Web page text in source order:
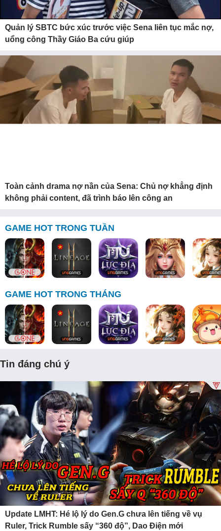
Quản lý SBTC bức xúc trước việc Sena liên tục mắc nợ,
uổng công Thầy Giáo Ba cứu giúp
Toàn cảnh drama nợ nần của Sena: Chủ nợ khẳng định
không phải content, đã trình báo lên công an
GAME HOT TRONG TUẦN
GAME HOT TRONG THÁNG
Tin đáng chú ý
Update LMHT: Hé lộ lý do Gen.G chưa lên tiếng về vụ
Ruler, Trick Rumble sấy “360 độ”, Dao Điện mới